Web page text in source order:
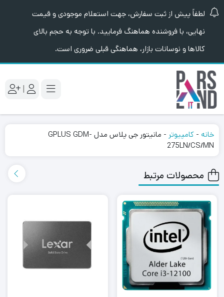
لطفاً پیش از ثبت سفارش، جهت استعلام موجودی و قیمت
نهایی، با فروشنده هماهنگ فرمایید. با توجه به حجم بالای
کالاها و نوسانات بازار، هماهنگی قبلی ضروری است.
|
خانه - کامپیوتر -
مانیتور جی پلاس مدل GPLUS GDM-
275LN/CS/MN
محصولات مرتبط